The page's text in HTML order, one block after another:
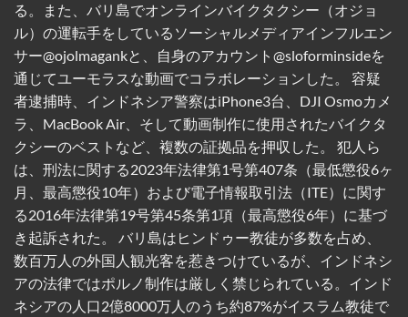
る。また、バリ島でオンラインバイクタクシー（オジョ
ル）の運転手をしているソーシャルメディアインフルエン
サー@ojolmagankと、自身のアカウント@sloforminsideを
通じてユーモラスな動画でコラボレーションした。 容疑
者逮捕時、インドネシア警察はiPhone3台、DJI Osmoカメ
ラ、MacBook Air、そして動画制作に使用されたバイクタ
クシーのベストなど、複数の証拠品を押収した。 犯人ら
は、刑法に関する2023年法律第1号第407条（最低懲役6ヶ
月、最高懲役10年）および電子情報取引法（ITE）に関す
る2016年法律第19号第45条第1項（最高懲役6年）に基づ
き起訴された。 バリ島はヒンドゥー教徒が多数を占め、
数百万人の外国人観光客を惹きつけているが、インドネシ
アの法律ではポルノ制作は厳しく禁じられている。インド
ネシアの人口2億8000万人のうち約87%がイスラム教徒で